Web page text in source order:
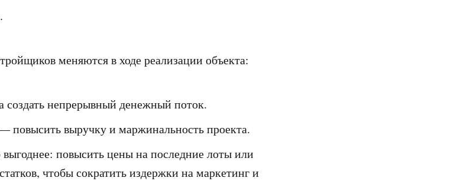
меняются в ходе реализации объекта:
создать непрерывный денежный поток.
повысить выручку и маржинальность проекта.
повысить цены на последние лоты или
чтобы сократить издержки на маркетинг и